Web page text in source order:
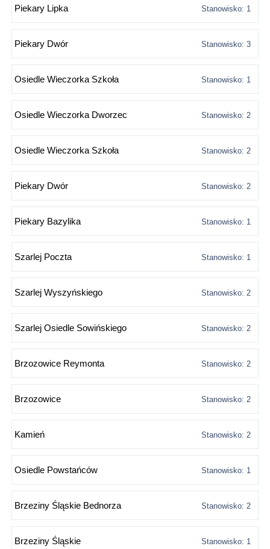
Piekary Lipka Stanowisko: 1
Piekary Dwór Stanowisko: 3
Osiedle Wieczorka Szkoła Stanowisko: 1
Osiedle Wieczorka Dworzec Stanowisko: 2
Osiedle Wieczorka Szkoła Stanowisko: 2
Piekary Dwór Stanowisko: 2
Piekary Bazylika Stanowisko: 1
Szarlej Poczta Stanowisko: 1
Szarlej Wyszyńskiego Stanowisko: 2
Szarlej Osiedle Sowińskiego Stanowisko: 2
Brzozowice Reymonta Stanowisko: 2
Brzozowice Stanowisko: 2
Kamień Stanowisko: 2
Osiedle Powstańców Stanowisko: 1
Brzeziny Śląskie Bednorza Stanowisko: 2
Brzeziny Śląskie Stanowisko: 1